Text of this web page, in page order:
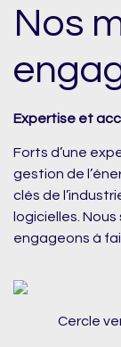
Nos
Expertise et
Forts d’une
gestion de
clés de
logicielles.
engageons à
Cercle